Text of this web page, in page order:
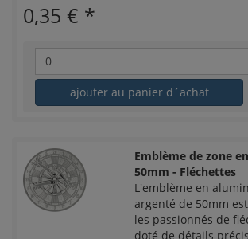
0,35 € *
ajouter au panier d´achat
Emblème de zone
50mm - Fléchettes
L'emblème en
argenté de 50mm
les passionnés de
doté de détails